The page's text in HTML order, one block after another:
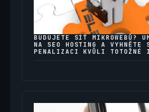
BUDUJETE SÍŤ MIKROWEBŮ?
NA SEO HOSTING A VYHNĚTE
PENALIZACI KVŮLI TOTOŽNÉ